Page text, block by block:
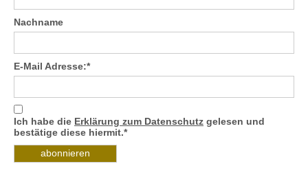
Nachname
E-Mail Adresse:*
Ich habe die Erklärung zum Datenschutz gelesen und
bestätige diese hiermit.*